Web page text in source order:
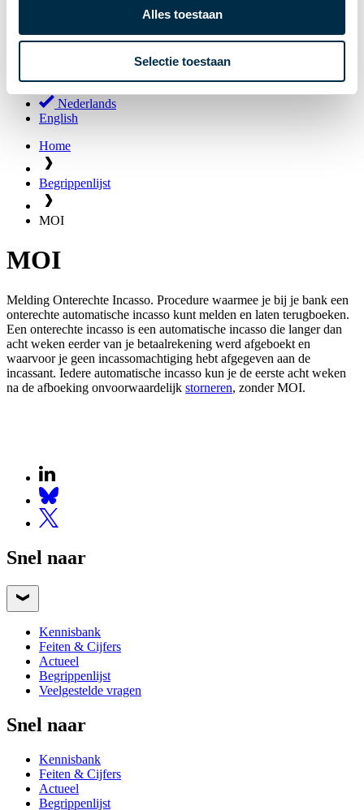
Alles toestaan
Selectie toestaan
Over ons
Nederlands
English
Home
Begrippenlijst
MOI
MOI
Melding Onterechte Incasso. Procedure waarmee je bij je bank een
onterechte automatische incasso kunt melden en laten terugboeken.
Een onterechte incasso is een automatische incasso die langer dan
acht weken eerder van je betaalrekening werd afgeboekt en
waarvoor je geen incassomachtiging hebt afgegeven aan de
incassant. Iedere automatische incasso kun je de eerste acht weken
na de afboeking onvoorwaardelijk storneren, zonder MOI.
Snel naar
Kennisbank
Feiten & Cijfers
Actueel
Begrippenlijst
Veelgestelde vragen
Snel naar
Kennisbank
Feiten & Cijfers
Actueel
Begrippenlijst